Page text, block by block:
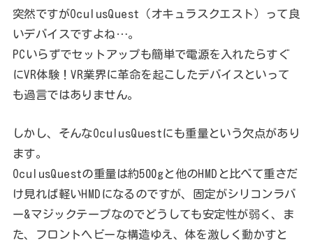
突然ですがOculusQuest（オキュラスクエスト）って良
いデバイスですよね…。
PCいらずでセットアップも簡単で電源を入れたらすぐ
にVR体験！VR業界に革命を起こしたデバイスといって
も過言ではありません。
しかし、そんなOculusQuestにも重量という欠点があり
ます。
OculusQuestの重量は約500gと他のHMDと比べて重さだ
け見れば軽いHMDになるのですが、固定がシリコンラバ
ー&マジックテープなのでどうしても安定性が弱く、ま
た、フロントヘビーな構造ゆえ、体を激しく動かすと